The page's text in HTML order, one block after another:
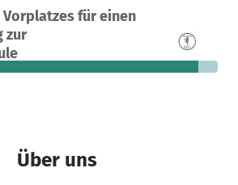
für einen
zur
Deutschland
94 % 410 €
fehlen noch
Über uns